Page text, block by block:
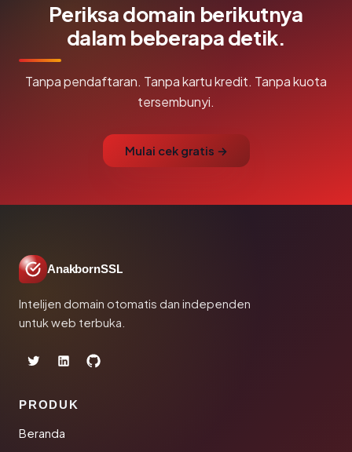
Periksa domain berikutnya
dalam beberapa detik.
Tanpa pendaftaran. Tanpa kartu kredit. Tanpa kuota
tersembunyi.
Mulai cek gratis →
AnakbornSSL
Intelijen domain otomatis dan independen
untuk web terbuka.
PRODUK
Beranda